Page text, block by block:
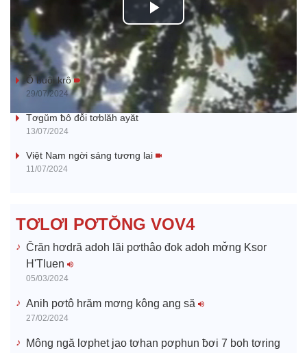
P
l
a
y
e
Klêi mtă mtăn kơ jih jang
Ŏ buôi krô
29/07/2024
Tơgŭm ƀô đô̆i tơblăh ayăt
13/07/2024
Việt Nam ngời sáng tương lai
11/07/2024
TƠLƠI PƠTŎNG VOV4
Črăn hơdră adoh lăi pơthâo đok adoh mơ̆ng Ksor
H'Tluen
05/03/2024
Anih pơtô hrăm mơng kông ang să
27/02/2024
Mông ngă lơphet jao tơhan pơphun ƀơi 7 boh tơring